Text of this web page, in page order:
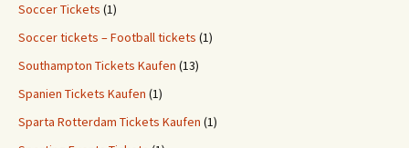
Soccer Tickets (1)
Soccer tickets – Football tickets (1)
Southampton Tickets Kaufen (13)
Spanien Tickets Kaufen (1)
Sparta Rotterdam Tickets Kaufen (1)